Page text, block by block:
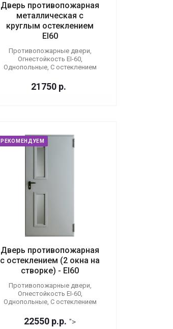
Дверь противопожарная
металлическая с
круглым остеклением
EI60
Противопожарные двери,
Огнестойкость EI-60,
Однопольные, С остеклением
21750 р.
РЕКОМЕНДУЕМ
Дверь противопожарная
с остеклением (2 окна на
створке) - EI60
Противопожарные двери,
Огнестойкость EI-60,
Однопольные, С остеклением
22550 р.р. ">